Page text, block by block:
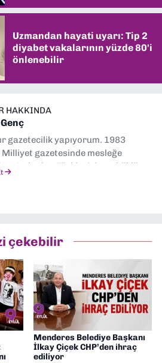
Uzmandan hayati uyarı: Tip 2
diyabet vakalarının yüzde 80'i
önlenebilir
HAKKINDA
gazetecilik yapıyorum. 1983
Milliyet gazetesinde mesleğe
Ardından Türkiye’nin en köklü
editör, müdür yardımcısı ve spor
olarak görev yaptım. Ayrıca Yeni
editörlük yapıyorum
çekebilir
Menderes Belediye Başkanı
İlkay Çiçek CHP’den ihraç
ediliyor